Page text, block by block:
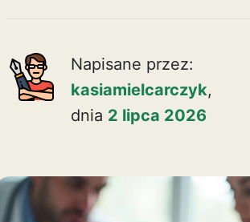
Napisane przez:
kasiamielcarczyk,
dnia 2 lipca 2026